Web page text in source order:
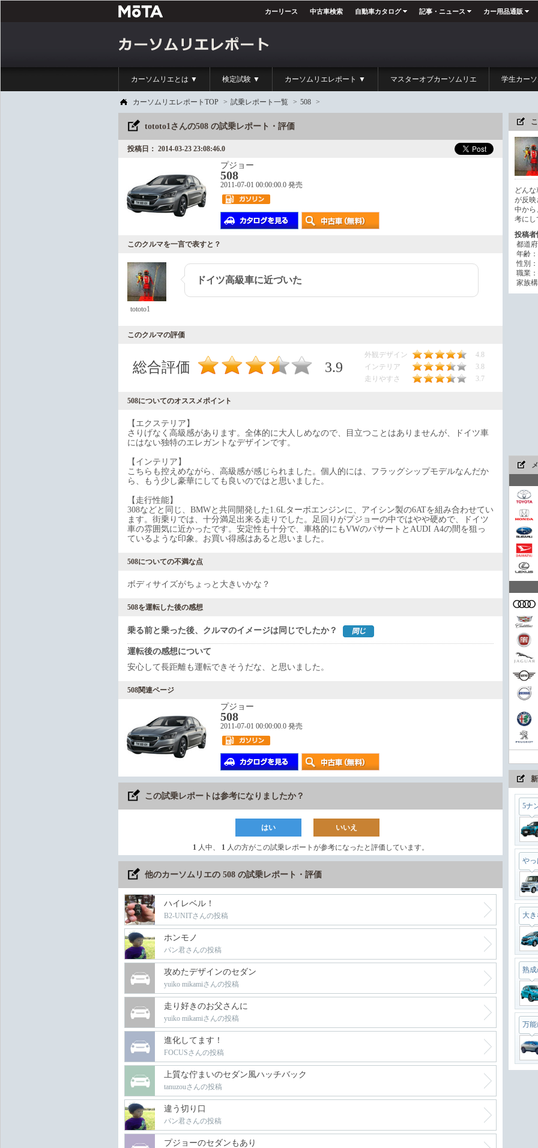
カーリース 中古車検索 自動車カタログ 記事・ニュース カー用品通販
カーソムリエとは ▼ 検定試験 ▼ カーソムリエレポート ▼ マスターオブカーソムリエ 学生カー
カーソムリエレポートTOP > 試乗レポート一覧 > 508 >
tototo1さんの508 の試乗レポート・評価
投稿日： 2014-03-23 23:08:46.0
プジョー
508
2011-07-01 00:00:00.0 発売
このクルマを一言で表すと？
tototo1
ドイツ高級車に近づいた
このクルマの評価
総合評価 3.9
外観デザイン
4.8
インテリア
3.8
走りやすさ
3.7
508についてのオススメポイント
【エクステリア】
さりげなく高級感があります。全体的に大人しめなので、目立つことはありませんが、ドイツ車
にはない独特のエレガントなデザインです。
【インテリア】
こちらも控えめながら、高級感が感じられました。個人的には、フラッグシップモデルなんだか
ら、もう少し豪華にしても良いのではと思いました。
【走行性能】
308などと同じ、BMWと共同開発した1.6Lターボエンジンに、アイシン製の6ATを組み合わせてい
ます。街乗りでは、十分満足出来る走りでした。足回りがプジョーの中ではやや硬めで、ドイツ
車の雰囲気に近かったです。安定性も十分で、車格的にもVWのパサートとAUDI A4の間を狙っ
ているような印象。お買い得感はあると思いました。
508についての不満な点
ボディサイズがちょっと大きいかな？
508を運転した後の感想
乗る前と乗った後、クルマのイメージは同じでしたか？
運転後の感想について
安心して長距離も運転できそうだな、と思いました。
508関連ページ
プジョー
508
2011-07-01 00:00:00.0 発売
この試乗レポートは参考になりましたか？
はい いいえ
1 人中、 1 人の方がこの試乗レポートが参考になったと評価しています。
他のカーソムリエの 508 の試乗レポート・評価
ハイレベル！
B2-UNITさんの投稿
ホンモノ
パン君さんの投稿
攻めたデザインのセダン
yuiko mikamiさんの投稿
走り好きのお父さんに
yuiko mikamiさんの投稿
進化してます！
FOCUSさんの投稿
上質な佇まいのセダン風ハッチバック
tanuzouさんの投稿
違う切り口
パン君さんの投稿
プジョーのセダンもあり
どん
が反映
中から
考にし
投稿者
都道
年齢
性別
職業
家族
今や
家
コ
まさ
ち
5ナ
や
大
熟成
万